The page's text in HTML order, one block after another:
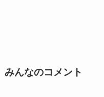
みんなのコメント